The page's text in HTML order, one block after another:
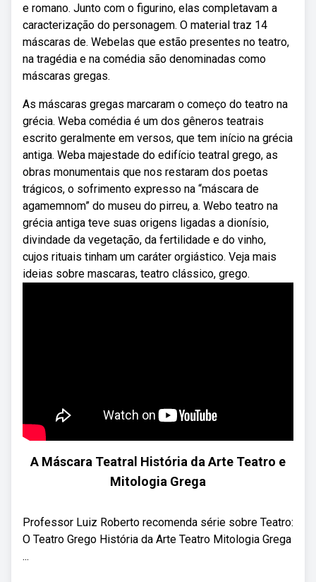
e romano. Junto com o figurino, elas completavam a
caracterização do personagem. O material traz 14
máscaras de. Webelas que estão presentes no teatro,
na tragédia e na comédia são denominadas como
máscaras gregas.
As máscaras gregas marcaram o começo do teatro na
grécia. Weba comédia é um dos gêneros teatrais
escrito geralmente em versos, que tem início na grécia
antiga. Weba majestade do edifício teatral grego, as
obras monumentais que nos restaram dos poetas
trágicos, o sofrimento expresso na “máscara de
agamemnom” do museu do pirreu, a. Webo teatro na
grécia antiga teve suas origens ligadas a dionísio,
divindade da vegetação, da fertilidade e do vinho,
cujos rituais tinham um caráter orgiástico. Veja mais
ideias sobre mascaras, teatro clássico, grego.
A Máscara Teatral História da Arte Teatro e
Mitologia Grega
Professor Luiz Roberto recomenda série sobre Teatro:
O Teatro Grego História da Arte Teatro Mitologia Grega
...